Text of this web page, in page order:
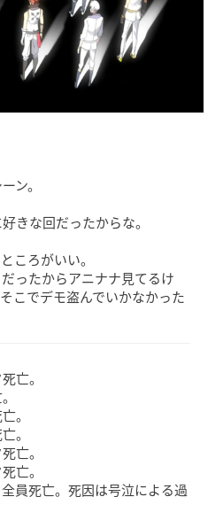
ン。
きな回だったからな。
ころがいい。
ったからアニナナ見てるけ
こでデモ盗んでいかなかった
亡。
。
。
亡。
亡。
員死亡。死因は号泣による過